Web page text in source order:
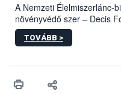
A Nemzeti Élelmiszerlánc-
növényvédő szer – Decis
engedélyokiratát
egészen a vesszőérettség
érésű szőlőkben is legyen
felhasználók számára is
TOVÁBB >